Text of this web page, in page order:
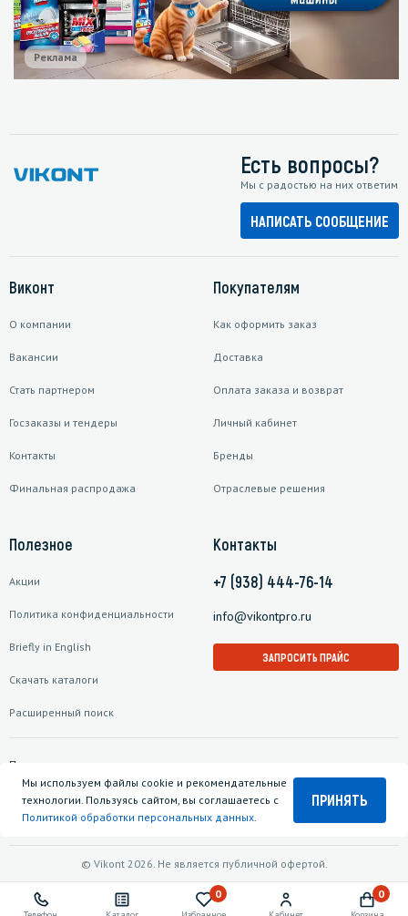
0 0
Реклама
Есть вопросы?
Мы с радостью на них ответим
НАПИСАТЬ СООБЩЕНИЕ
Виконт
О компании
Вакансии
Стать партнером
Госзаказы и тендеры
Контакты
Финальная распродажа
Покупателям
Как оформить заказ
Доставка
Оплата заказа и возврат
Личный кабинет
Бренды
Отраслевые решения
Полезное
Акции
Политика конфиденциальности
Briefly in English
Скачать каталоги
Расширенный поиск
Контакты
+7 (938) 444-76-14
info@vikontpro.ru
ЗАПРОСИТЬ ПРАЙС
© Vikont 2026. Не является публичной офертой.
Подписаться на рассылку
Мы используем файлы cookie и рекомендательные
технологии. Пользуясь сайтом, вы соглашаетесь с
Политикой обработки персональных данных.
ПРИНЯТЬ